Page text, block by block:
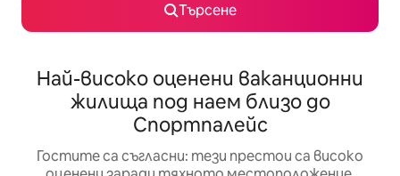
Търсене
Най-високо оценени ваканционни
жилища под наем близо до
Спортпалейс
Гостите са съгласни: тези престои са високо